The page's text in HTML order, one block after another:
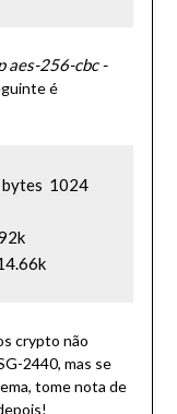
aes-256-cbc -
é
bytes  1024
crypto não
2440, mas se
tome nota de